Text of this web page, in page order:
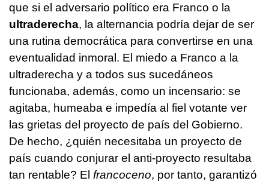
que si el adversario político era Franco o la
ultraderecha, la alternancia podría dejar de ser
una rutina democrática para convertirse en una
eventualidad inmoral. El miedo a Franco a la
ultraderecha y a todos sus sucedáneos
funcionaba, además, como un incensario: se
agitaba, humeaba e impedía al fiel votante ver
las grietas del proyecto de país del Gobierno.
De hecho, ¿quién necesitaba un proyecto de
país cuando conjurar el anti-proyecto resultaba
tan rentable? El francoceno, por tanto, garantizó